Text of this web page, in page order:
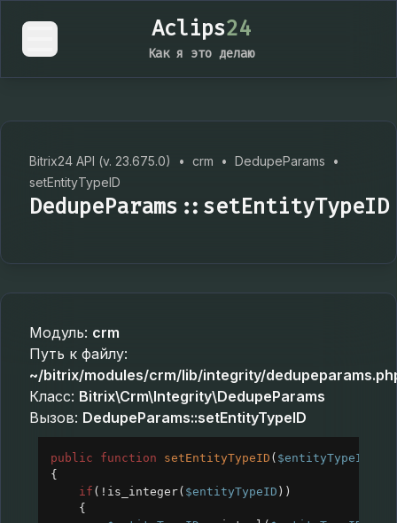
Aclips24
Как я это делаю
Bitrix24 API (v. 23.675.0) • crm • DedupeParams
•
setEntityTypeID
DedupeParams::setEntityTypeID
Модуль: crm
Путь к файлу:
~/bitrix/modules/crm/lib/integrity/
Класс: Bitrix\Crm\Integrity\DedupeParams
Вызов: DedupeParams::setEntityTypeID
public function setEntityTypeID ( $entityTypeID
{
if ( ! is_integer( $entityTypeID ))
{